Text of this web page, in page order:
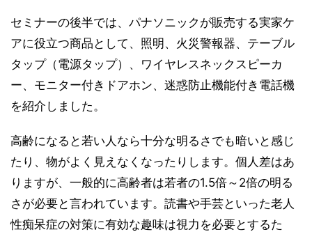
セミナーの後半では、パナソニックが販売する実家ケ
アに役立つ商品として、照明、火災警報器、テーブル
タップ（電源タップ）、ワイヤレスネックスピーカ
ー、モニター付きドアホン、迷惑防止機能付き電話機
を紹介しました。
高齢になると若い人なら十分な明るさでも暗いと感じ
たり、物がよく見えなくなったりします。個人差はあ
りますが、一般的に高齢者は若者の1.5倍～2倍の明る
さが必要と言われています。読書や手芸といった老人
性痴呆症の対策に有効な趣味は視力を必要とするた